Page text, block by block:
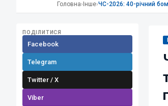
Головна› Інше›ЧС-2026: 40-річний
ПОДІЛИТИСЯ
Facebook
Telegram
Twitter / X
Viber